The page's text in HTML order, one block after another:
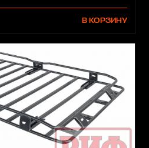
В КОРЗИНУ